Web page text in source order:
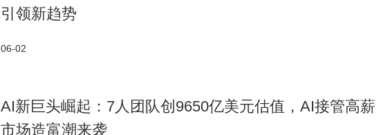
引领新趋势
06-02
AI新巨头崛起：7人团队创9650亿美元估值，AI接管高薪
市场造富潮来袭